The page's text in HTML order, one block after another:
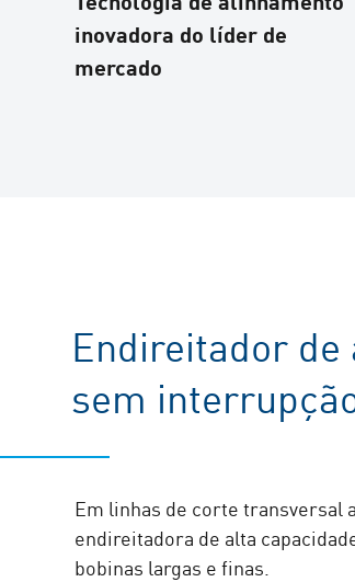
inovadora do líder de
mercado
Endireitador
sem
Em linhas de corte transversal
endireitadora de alta
bobinas largas e finas.